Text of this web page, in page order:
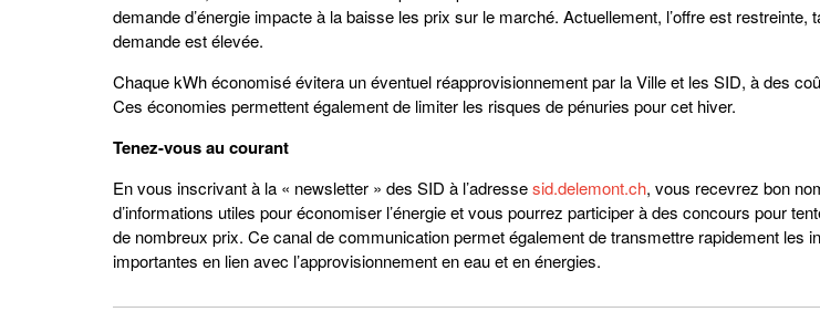
demande d’énergie impacte à la baisse les prix sur le marché. Actuellement, l’offre est restreinte,
demande est élevée.
Chaque kWh économisé évitera un éventuel réapprovisionnement par la Ville et les SID, à des
Ces économies permettent également de limiter les risques de pénuries pour cet hiver.
Tenez-vous au courant
En vous inscrivant à la « newsletter » des SID à l’adressesid.delemont.ch, vous recevrez bon
d’informations utiles pour économiser l’énergie et vous pourrez participer à des concours pour
de nombreux prix. Ce canal de communication permet également de transmettre rapidement les
importantes en lien avec l’approvisionnement en eau et en énergies.